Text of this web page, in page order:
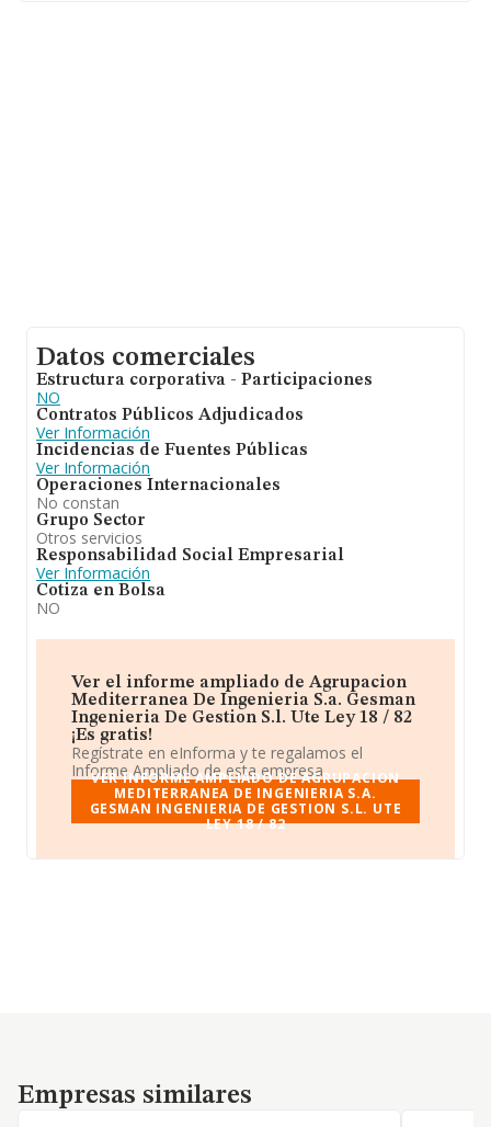
Datos comerciales
Estructura corporativa - Participaciones
NO
Contratos Públicos Adjudicados
Ver Información
Incidencias de Fuentes Públicas
Ver Información
Operaciones Internacionales
No constan
Grupo Sector
Otros servicios
Responsabilidad Social Empresarial
Ver Información
Cotiza en Bolsa
NO
Ver el informe ampliado de Agrupacion
Mediterranea De Ingenieria S.a. Gesman
Ingenieria De Gestion S.l. Ute Ley 18 / 82
¡Es gratis!
Regístrate en eInforma y te regalamos el
Informe Ampliado de esta empresa.
VER INFORME AMPLIADO DE AGRUPACION
MEDITERRANEA DE INGENIERIA S.A.
GESMAN INGENIERIA DE GESTION S.L. UTE
LEY 18 / 82
Empresas similares
Empresas similares